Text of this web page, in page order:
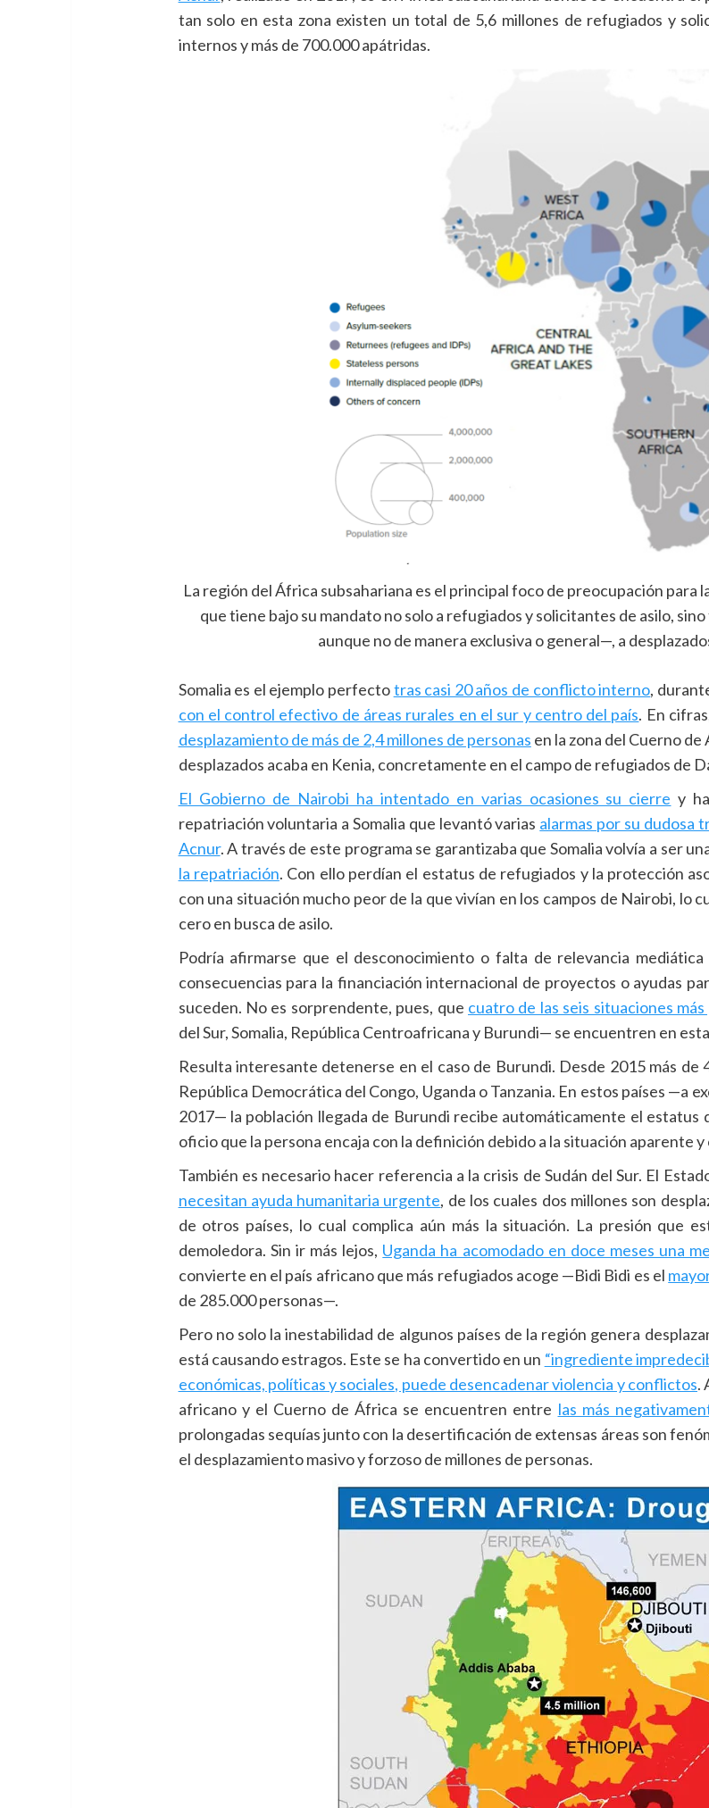
tan solo en esta zona existen un total de 5,6 millones de refugiados y
internos y más de 700.000 apátridas.
La región del África subsahariana es el principal foco de preocupación para
que tiene bajo su mandato no solo a refugiados y solicitantes de asilo,
aunque no de manera exclusiva o general—, a
Somalia es el ejemplo perfectotras casi 20 años de conflicto interno,
con el control efectivo de áreas rurales en el sur y centro del país. En
desplazamiento de más de 2,4 millones de personas en la zona del Cuerno
desplazados acaba en Kenia, concretamente en el campo de refugiados de
El Gobierno de Nairobi ha intentado en varias ocasiones su cierre y
repatriación voluntaria a Somalia que levantó varias alarmas por su dudosa
Acnur. A través de este programa se garantizaba que Somalia volvía a ser
la repatriación. Con ello perdían el estatus de refugiados y la protección
con una situación mucho peor de la que vivían en los campos de Nairobi, lo
cero en busca de asilo.
Podría afirmarse que el desconocimiento o falta de relevancia
consecuencias para la financiación internacional de proyectos o ayudas
suceden. No es sorprendente, pues, que cuatro de las seis situaciones
del Sur, Somalia, República Centroafricana y Burundi— se encuentren en
Resulta interesante detenerse en el caso de Burundi. Desde 2015 más de
República Democrática del Congo, Uganda o Tanzania. En estos países —a
2017— la población llegada de Burundi recibe automáticamente el estatus
oficio que la persona encaja con la definición debido a la situación aparente
También es necesario hacer referencia a la crisis de Sudán del Sur. El
necesitan ayuda humanitaria urgente, de los cuales dos millones son
de otros países, lo cual complica aún más la situación. La presión que
demoledora. Sin ir más lejos, Uganda ha acomodado en doce meses una
convierte en el país africano que más refugiados acoge —Bidi Bidi es el
de 285.000 personas—.
Pero no solo la inestabilidad de algunos países de la región genera
está causando estragos. Este se ha convertido en un “ingrediente
económicas, políticas y sociales, puede desencadenar violencia y conflictos.
africano y el Cuerno de África se encuentren entre las más
prolongadas sequías junto con la desertificación de extensas áreas son
el desplazamiento masivo y forzoso de millones de personas.